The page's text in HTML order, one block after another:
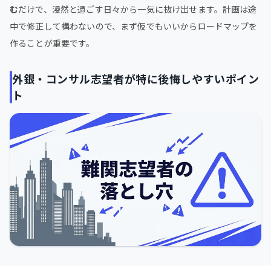
むだけで、漫然と過ごす日々から一気に抜け出せます。計画は途
中で修正して構わないので、まず仮でもいいからロードマップを
作ることが重要です。
外銀・コンサル志望者が特に後悔しやすいポイン
ト